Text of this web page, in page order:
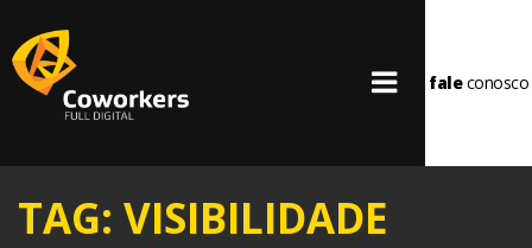
faleconosco
TAG: VISIBILIDADE